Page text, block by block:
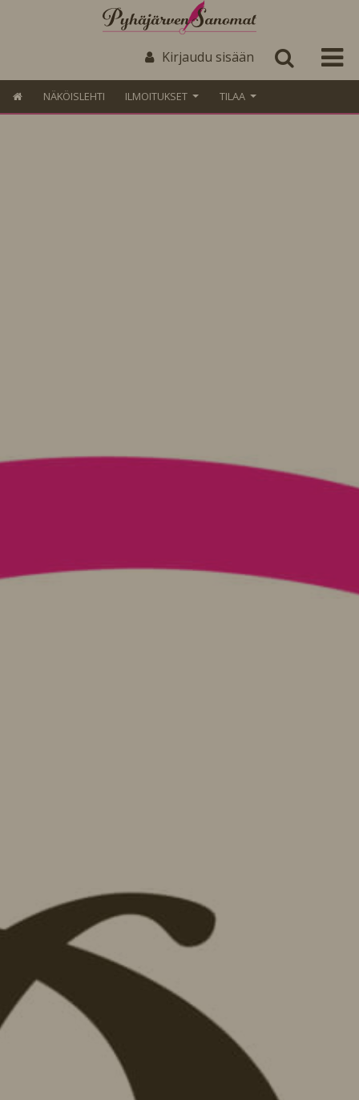
Kirjaudu sisään
NÄKÖISLEHTI ILMOITUKSET TILAA